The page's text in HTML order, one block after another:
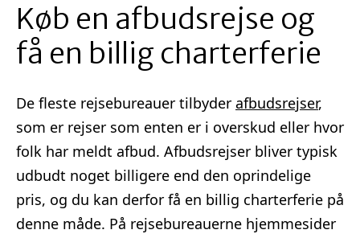
Køb en afbudsrejse og
få en billig charterferie
De fleste rejsebureauer tilbyder afbudsrejser,
som er rejser som enten er i overskud eller hvor
folk har meldt afbud. Afbudsrejser bliver typisk
udbudt noget billigere end den oprindelige
pris, og du kan derfor få en billig charterferie på
denne måde. På rejsebureauerne hjemmesider